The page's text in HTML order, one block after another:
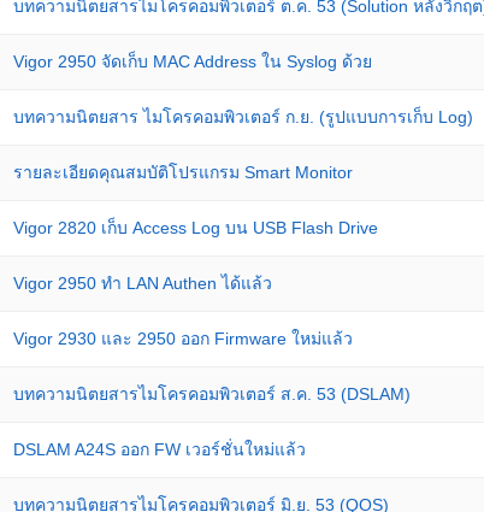
บทความนิตยสารไมโครคอมพิวเตอร์ ต.ค. 53 (Solution หลังวิกฤ
Vigor 2950 จัดเก็บ MAC Address ใน Syslog ด้วย
บทความนิตยสาร ไมโครคอมพิวเตอร์ ก.ย. (รูปแบบการเก็บ Log)
รายละเอียดคุณสมบัติโปรแกรม Smart Monitor
Vigor 2820 เก็บ Access Log บน USB Flash Drive
Vigor 2950 ทำ LAN Authen ได้แล้ว
Vigor 2930 และ 2950 ออก Firmware ใหม่แล้ว
บทความนิตยสารไมโครคอมพิวเตอร์ ส.ค. 53 (DSLAM)
DSLAM A24S ออก FW เวอร์ชั่นใหม่แล้ว
บทความนิตยสารไมโครคอมพิวเตอร์ มิ.ย. 53 (QOS)